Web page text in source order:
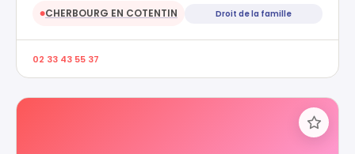
●CHERBOURG EN COTENTIN Droit de la famille
02 33 43 55 37